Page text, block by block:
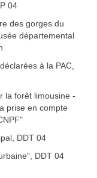
04
des gorges du
départemental
à la PAC,
la forêt limousine -
prise en compte
DDT 04
DDT 04